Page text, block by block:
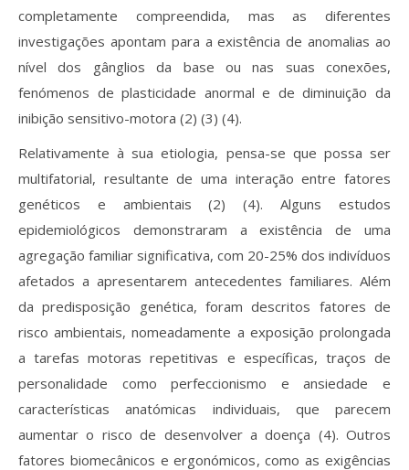
completamente compreendida, mas as diferentes
investigações apontam para a existência de anomalias ao
nível dos gânglios da base ou nas suas conexões,
fenómenos de plasticidade anormal e de diminuição da
inibição sensitivo-motora (2) (3) (4).
Relativamente à sua etiologia, pensa-se que possa ser
multifatorial, resultante de uma interação entre fatores
genéticos e ambientais (2) (4). Alguns estudos
epidemiológicos demonstraram a existência de uma
agregação familiar significativa, com 20-25% dos indivíduos
afetados a apresentarem antecedentes familiares. Além
da predisposição genética, foram descritos fatores de
risco ambientais, nomeadamente a exposição prolongada
a tarefas motoras repetitivas e específicas, traços de
personalidade como perfeccionismo e ansiedade e
características anatómicas individuais, que parecem
aumentar o risco de desenvolver a doença (4). Outros
fatores biomecânicos e ergonómicos, como as exigências